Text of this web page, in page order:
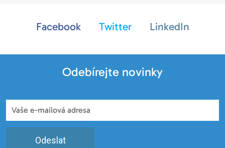
Facebook Twitter LinkedIn
Odebírejte novinky
Odeslat